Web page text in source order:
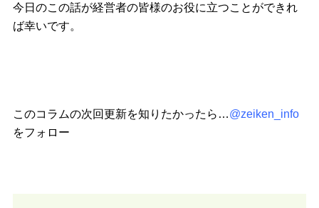
今日のこの話が経営者の皆様のお役に立つことができれ
ば幸いです。
このコラムの次回更新を知りたかったら…@zeiken_info
をフォロー